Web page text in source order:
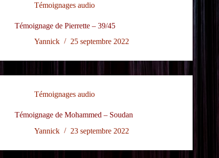
Témoignages audio
Témoignage de Pierrette – 39/45
Yannick
25 septembre 2022
Témoignages audio
Témoignage de Mohammed – Soudan
Yannick
23 septembre 2022